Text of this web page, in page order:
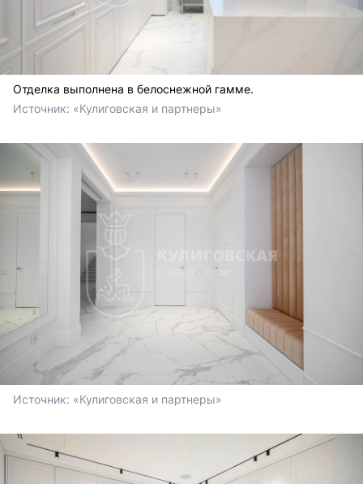
Отделка выполнена в белоснежной гамме.
Источник: «Кулиговская и партнеры»
Источник: «Кулиговская и партнеры»